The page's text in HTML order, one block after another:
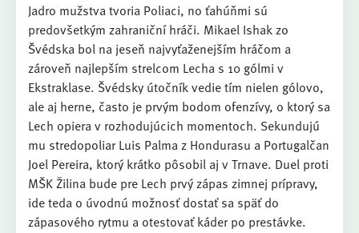
Jadro mužstva tvoria Poliaci, no ťahúňmi sú
predovšetkým zahraniční hráči. Mikael Ishak zo
Švédska bol na jeseň najvyťaženejším hráčom a
zároveň najlepším strelcom Lecha s 10 gólmi v
Ekstraklase. Švédsky útočník vedie tím nielen gólovo,
ale aj herne, často je prvým bodom ofenzívy, o ktorý sa
Lech opiera v rozhodujúcich momentoch. Sekundujú
mu stredopoliar Luis Palma z Hondurasu a Portugalčan
Joel Pereira, ktorý krátko pôsobil aj v Trnave. Duel proti
MŠK Žilina bude pre Lech prvý zápas zimnej prípravy,
ide teda o úvodnú možnosť dostať sa späť do
zápasového rytmu a otestovať káder po prestávke.